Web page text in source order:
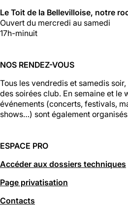
Le Toit de la Bellevilloise, notre
Ouvert du mercredi au samedi
17h-minuit
NOS RENDEZ-VOUS
Tous les vendredis et samedis
des soirées club. En semaine et le
événements (concerts, festivals,
shows…) sont également
ESPACE PRO
Accéder aux dossiers techniques
Page privatisation
Contacts